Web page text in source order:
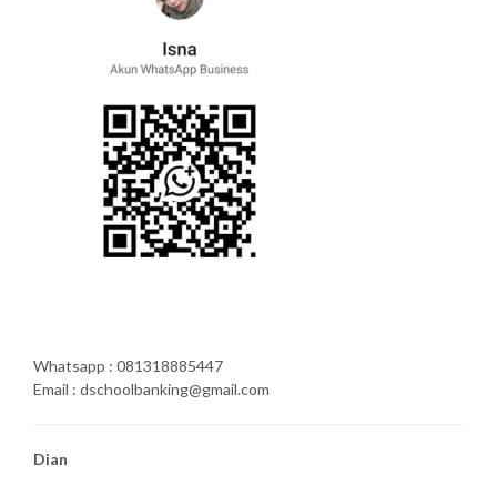
Whatsapp : 081318885447
Email : dschoolbanking@gmail.com
Dian